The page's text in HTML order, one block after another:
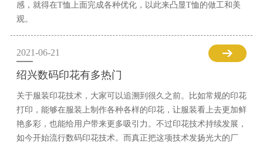
感，就得在T恤上面完成各种优化，以此来凸显T恤的做工和美
观。
2021-06-21
绍兴数码印花有多热门
关于服装印花技术，大家可以追溯到很久之前。比如常规的印花
打印，能够在服装上制作各种各样的印花，让服装看上去更加鲜
艳多彩，也能给用户带来更多吸引力。不过印花技术持续发展，
如今开始流行数码印花技术。而真正把这项技术发扬光大的厂